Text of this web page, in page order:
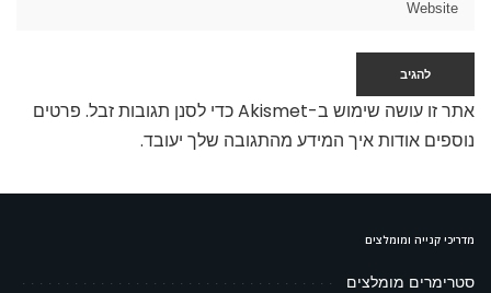
אתר זו עושה שימוש ב-Akismet כדי לסנן תגובות זבל.
פרטים
נוספים אודות איך המידע מהתגובה שלך יעובד.
מדריכי קנייה ומומלצים
סטרימרים מומלצים